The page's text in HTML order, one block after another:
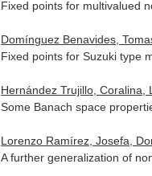
Fixed points for multivalued
Domínguez Benavides,
Fixed points for Suzuki type
Hernández Trujillo, Coralina,
Some Banach space
Lorenzo Ramírez, Josefa,
A further generalization of